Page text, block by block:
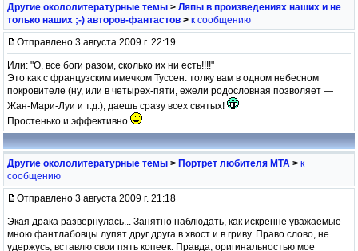
Другие окололитературные темы > Ляпы в произведениях наших и не
только наших ;-) авторов-фантастов > к сообщению
Отправлено 3 августа 2009 г. 22:19
Или: "О, все боги разом, сколько их ни есть!!!!"
Это как с французским имечком Туссен: толку вам в одном небесном
покровителе (ну, или в четырех-пяти, ежели родословная позволяет —
Жан-Мари-Луи и т.д.), даешь сразу всех святых!
Простенько и эффективно.
Другие окололитературные темы > Портрет любителя МТА > к
сообщению
Отправлено 3 августа 2009 г. 21:18
Экая драка развернулась... Занятно наблюдать, как искренне уважаемые
мною фантлабовцы лупят друг друга в хвост и в гриву. Право слово, не
удержусь, вставлю свои пять копеек. Правда, оригинальностью мое